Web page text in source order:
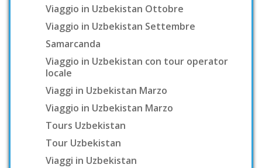
Viaggio in Uzbekistan Ottobre
Viaggio in Uzbekistan Settembre
Samarcanda
Viaggio in Uzbekistan con tour operator
locale
Viaggi in Uzbekistan Marzo
Viaggio in Uzbekistan Marzo
Tours Uzbekistan
Tour Uzbekistan
Viaggi in Uzbekistan